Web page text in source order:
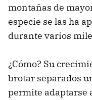
montañas de
especie se las ha
durante varios
¿Cómo? Su
brotar separados
permite adaptarse